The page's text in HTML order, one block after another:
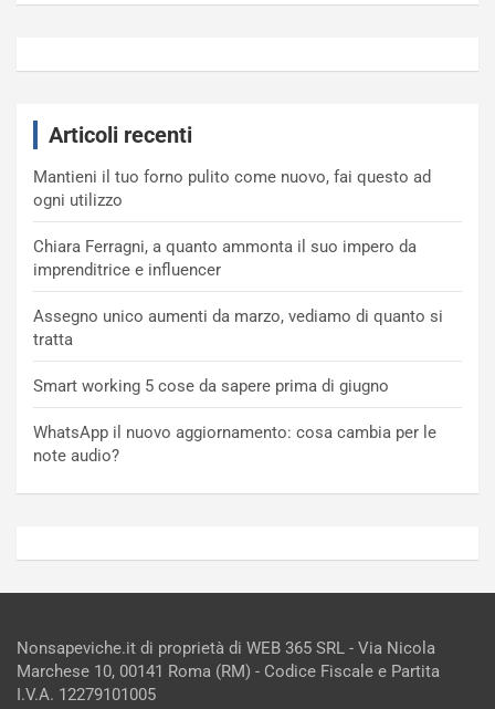
Articoli recenti
Mantieni il tuo forno pulito come nuovo, fai questo ad
ogni utilizzo
Chiara Ferragni, a quanto ammonta il suo impero da
imprenditrice e influencer
Assegno unico aumenti da marzo, vediamo di quanto si
tratta
Smart working 5 cose da sapere prima di giugno
WhatsApp il nuovo aggiornamento: cosa cambia per le
note audio?
Nonsapeviche.it di proprietà di WEB 365 SRL - Via Nicola
Marchese 10, 00141 Roma (RM) - Codice Fiscale e Partita
I.V.A. 12279101005